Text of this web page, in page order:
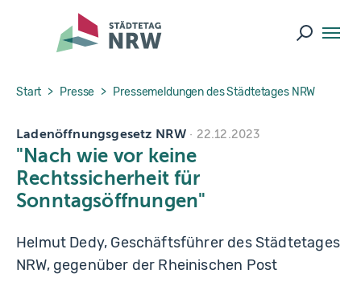
Skip to main navigation
Skip to main content
Skip to page footer
Suche
You are here:
Start Presse Pressemeldungen des Städtetages NRW
Ladenöffnungsgesetz NRW 22.12.2023
"Nach wie vor keine
Rechtssicherheit für
Sonntagsöffnungen"
Helmut Dedy, Geschäftsführer des Städtetages
NRW, gegenüber der Rheinischen Post